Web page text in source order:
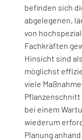
befinden sich
abgelegenen,
von
Fachkräften
Hinsicht sind
möglichst
viele
bei einem
wiederum
Planung